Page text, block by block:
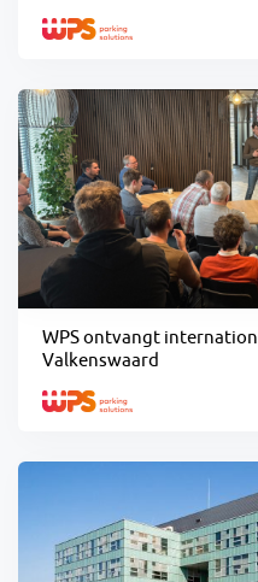
WPS ontvangt
Valkenswaard